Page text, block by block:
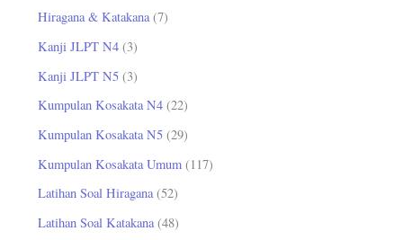
Hiragana & Katakana(7)
Kanji JLPT N4 (3)
Kanji JLPT N5 (3)
Kumpulan Kosakata N4 (22)
Kumpulan Kosakata N5 (29)
Kumpulan Kosakata Umum (117)
Latihan Soal Hiragana(52)
Latihan Soal Katakana(48)